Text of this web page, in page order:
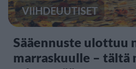
VIIHDEUUTISET
Sääennuste ulottuu
marraskuulle – tältä